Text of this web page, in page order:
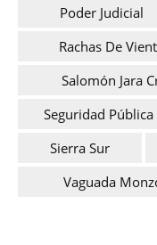
Poder Judicial
Rachas De
Salomón Jara
Seguridad Pública
Sierra Sur
Vaguada